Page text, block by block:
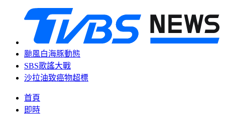
颱風白海豚動態
SBS歌謠大戰
沙拉油致癌物超標
首頁
即時